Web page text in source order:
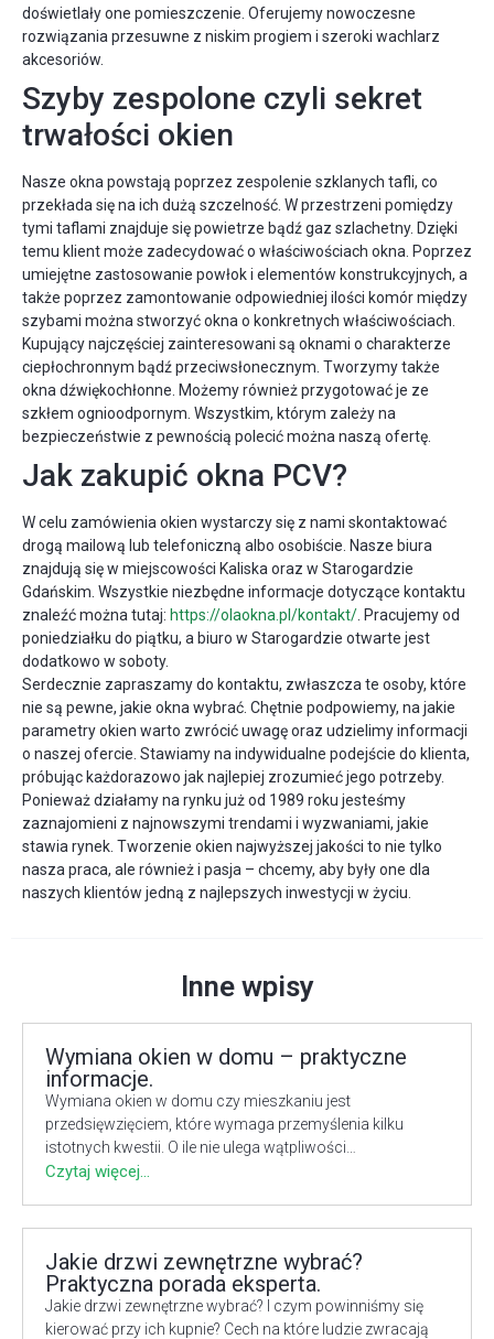
doświetlały one pomieszczenie. Oferujemy nowoczesne
rozwiązania przesuwne z niskim progiem i szeroki wachlarz
akcesoriów.
Szyby zespolone czyli sekret
trwałości okien
Nasze okna powstają poprzez zespolenie szklanych tafli, co
przekłada się na ich dużą szczelność. W przestrzeni pomiędzy
tymi taflami znajduje się powietrze bądź gaz szlachetny. Dzięki
temu klient może zadecydować o właściwościach okna. Poprzez
umiejętne zastosowanie powłok i elementów konstrukcyjnych, a
także poprzez zamontowanie odpowiedniej ilości komór między
szybami można stworzyć okna o konkretnych właściwościach.
Kupujący najczęściej zainteresowani są oknami o charakterze
ciepłochronnym bądź przeciwsłonecznym. Tworzymy także
okna dźwiękochłonne. Możemy również przygotować je ze
szkłem ognioodpornym. Wszystkim, którym zależy na
bezpieczeństwie z pewnością polecić można naszą ofertę.
Jak zakupić okna PCV?
W celu zamówienia okien wystarczy się z nami skontaktować
drogą mailową lub telefoniczną albo osobiście. Nasze biura
znajdują się w miejscowości Kaliska oraz w Starogardzie
Gdańskim. Wszystkie niezbędne informacje dotyczące kontaktu
znaleźć można tutaj: https://olaokna.pl/kontakt/ . Pracujemy od
poniedziałku do piątku, a biuro w Starogardzie otwarte jest
dodatkowo w soboty.
Serdecznie zapraszamy do kontaktu, zwłaszcza te osoby, które
nie są pewne, jakie okna wybrać. Chętnie podpowiemy, na jakie
parametry okien warto zwrócić uwagę oraz udzielimy informacji
o naszej ofercie. Stawiamy na indywidualne podejście do klienta,
próbując każdorazowo jak najlepiej zrozumieć jego potrzeby.
Ponieważ działamy na rynku już od 1989 roku jesteśmy
zaznajomieni z najnowszymi trendami i wyzwaniami, jakie
stawia rynek. Tworzenie okien najwyższej jakości to nie tylko
nasza praca, ale również i pasja – chcemy, aby były one dla
naszych klientów jedną z najlepszych inwestycji w życiu.
Inne wpisy
Wymiana okien w domu – praktyczne
informacje.
Wymiana okien w domu czy mieszkaniu jest
przedsięwzięciem, które wymaga przemyślenia kilku
istotnych kwestii. O ile nie ulega wątpliwości…
Czytaj więcej...
Jakie drzwi zewnętrzne wybrać?
Praktyczna porada eksperta.
Jakie drzwi zewnętrzne wybrać? I czym powinniśmy się
kierować przy ich kupnie? Cech na które ludzie zwracają